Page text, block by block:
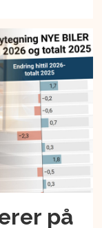
på